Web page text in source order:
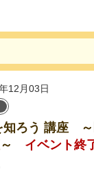
12月03日
知ろう 講座 ～
イベント終